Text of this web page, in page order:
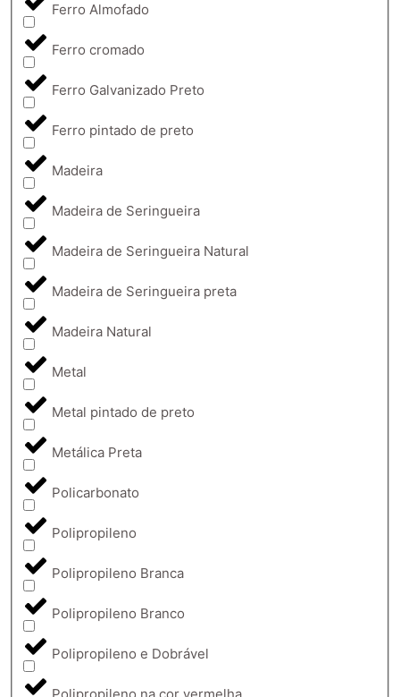
Ferro Almofado
Ferro cromado
Ferro Galvanizado Preto
Ferro pintado de preto
Madeira
Madeira de Seringueira
Madeira de Seringueira Natural
Madeira de Seringueira preta
Madeira Natural
Metal
Metal pintado de preto
Metálica Preta
Policarbonato
Polipropileno
Polipropileno Branca
Polipropileno Branco
Polipropileno e Dobrável